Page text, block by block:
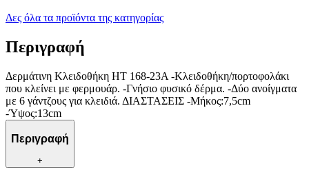
Δες όλα τα προϊόντα της κατηγορίας
Περιγραφή
Δερμάτινη Κλειδοθήκη HT 168-23A -Κλειδοθήκη/πορτοφολάκι
που κλείνει με φερμουάρ. -Γνήσιο φυσικό δέρμα. -Δύο ανοίγματα
με 6 γάντζους για κλειδιά. ΔΙΑΣΤΑΣΕΙΣ -Μήκος:7,5cm
-Ύψος:13cm
Περιγραφή
+